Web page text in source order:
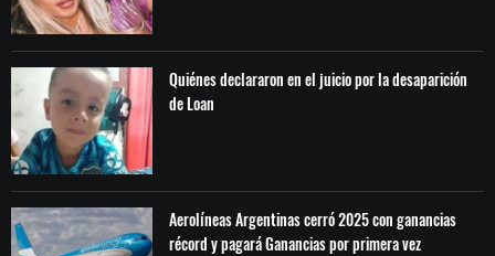
Quiénes declararon en el juicio por la desaparición
de Loan
Aerolíneas Argentinas cerró 2025 con ganancias
récord y pagará Ganancias por primera vez